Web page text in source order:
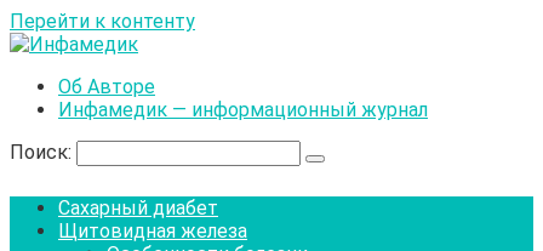
Перейти к контенту
Об Авторе
Инфамедик — информационный журнал
Поиск:
Сахарный диабет
Щитовидная железа